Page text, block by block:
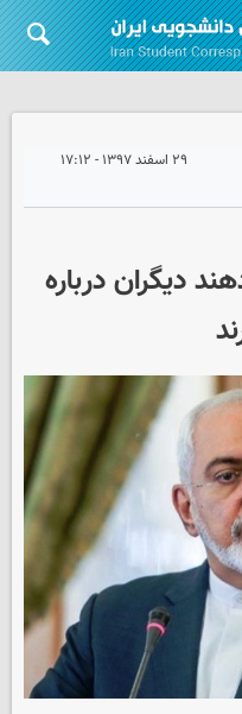
۲۹ اسفند ۱۳۹۷ - ۱۷:۱۲
دیگران درباره